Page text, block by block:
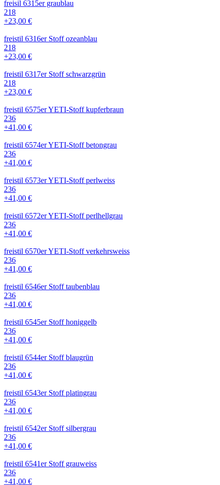
freisil 6315er graublau
218
+23,00 €
freistil 6316er Stoff ozeanblau
218
+23,00 €
freistil 6317er Stoff schwarzgrün
218
+23,00 €
freistil 6575er YETI-Stoff kupferbraun
236
+41,00 €
freistil 6574er YETI-Stoff betongrau
236
+41,00 €
freistil 6573er YETI-Stoff perlweiss
236
+41,00 €
freistil 6572er YETI-Stoff perlhellgrau
236
+41,00 €
freistil 6570er YETI-Stoff verkehrsweiss
236
+41,00 €
freistil 6546er Stoff taubenblau
236
+41,00 €
freistil 6545er Stoff honiggelb
236
+41,00 €
freistil 6544er Stoff blaugrün
236
+41,00 €
freistil 6543er Stoff platingrau
236
+41,00 €
freistil 6542er Stoff silbergrau
236
+41,00 €
freistil 6541er Stoff grauweiss
236
+41,00 €